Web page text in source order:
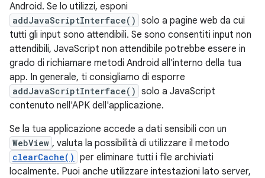
Android. Se lo utilizzi, esponi
addJavaScriptInterface() solo a pagine web da cui
tutti gli input sono attendibili. Se sono consentiti input non
attendibili, JavaScript non attendibile potrebbe essere in
grado di richiamare metodi Android all'interno della tua
app. In generale, ti consigliamo di esporre
addJavaScriptInterface() solo a JavaScript
contenuto nell'APK dell'applicazione.
Se la tua applicazione accede a dati sensibili con un
WebView , valuta la possibilità di utilizzare il metodo
clearCache() per eliminare tutti i file archiviati
localmente. Puoi anche utilizzare intestazioni lato server,